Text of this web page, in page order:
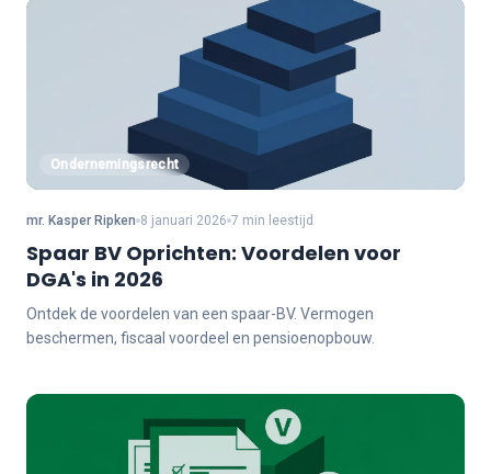
Ondernemingsrecht
mr. Kasper Ripken 8 januari 2026 7 min leestijd
Spaar BV Oprichten: Voordelen voor
DGA's in 2026
Ontdek de voordelen van een spaar-BV. Vermogen
beschermen, fiscaal voordeel en pensioenopbouw.